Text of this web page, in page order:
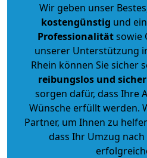
Wir geben unser
kostengünstig und
Professionalitätsowie
unserer Unterstützung
Rhein können Sie sicher
reibungslos und sicher
sorgen dafür, dass Ihre
Wünsche erfüllt werden.
Partner, um Ihnen zu
dass Ihr Umzug